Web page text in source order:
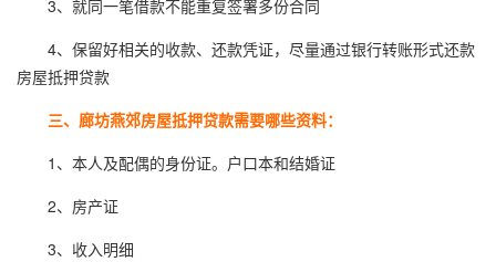
3、就同一笔借款不能重复签署多份合同
4、保留好相关的收款、还款凭证，尽量通过银行转账形式还款
房屋抵押贷款
三、廊坊燕郊房屋抵押贷款需要哪些资料：
1、本人及配偶的身份证。户口本和结婚证
2、房产证
3、收入明细